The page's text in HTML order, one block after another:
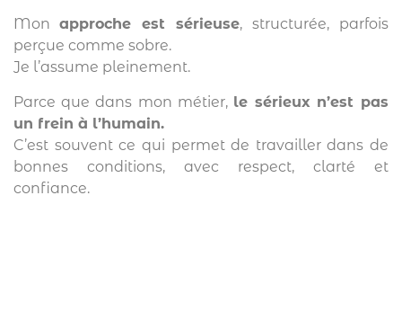
Mon approche est sérieuse, structurée, parfois
perçue comme sobre.
Je l’assume pleinement.
Parce que dans mon métier, le sérieux n’est pas
un frein à l’humain.
C’est souvent ce qui permet de travailler dans de
bonnes conditions, avec respect, clarté et
confiance.